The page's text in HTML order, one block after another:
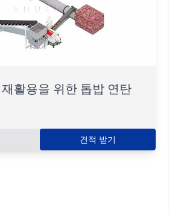
활용을 위한 톱밥 연탄
견적 받기